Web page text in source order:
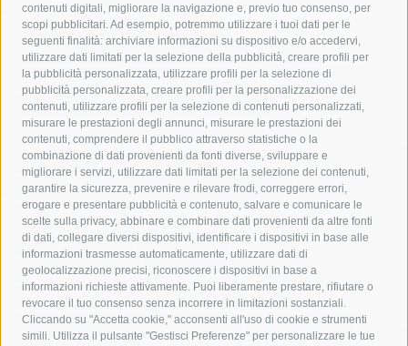
contenuti digitali, migliorare la navigazione e, previo tuo consenso, per
scopi pubblicitari. Ad esempio, potremmo utilizzare i tuoi dati per le
seguenti finalità: archiviare informazioni su dispositivo e/o accedervi,
utilizzare dati limitati per la selezione della pubblicità, creare profili per
la pubblicità personalizzata, utilizzare profili per la selezione di
pubblicità personalizzata, creare profili per la personalizzazione dei
contenuti, utilizzare profili per la selezione di contenuti personalizzati,
misurare le prestazioni degli annunci, misurare le prestazioni dei
contenuti, comprendere il pubblico attraverso statistiche o la
combinazione di dati provenienti da fonti diverse, sviluppare e
migliorare i servizi, utilizzare dati limitati per la selezione dei contenuti,
garantire la sicurezza, prevenire e rilevare frodi, correggere errori,
erogare e presentare pubblicità e contenuto, salvare e comunicare le
scelte sulla privacy, abbinare e combinare dati provenienti da altre fonti
di dati, collegare diversi dispositivi, identificare i dispositivi in base alle
informazioni trasmesse automaticamente, utilizzare dati di
geolocalizzazione precisi, riconoscere i dispositivi in base a
informazioni richieste attivamente. Puoi liberamente prestare, rifiutare o
revocare il tuo consenso senza incorrere in limitazioni sostanziali.
Cliccando su "Accetta cookie," acconsenti all'uso di cookie e strumenti
simili. Utilizza il pulsante "Gestisci Preferenze" per personalizzare le tue
acqua allerta meteo
anas
area marina protetta di punta campanella
arresto
Asl Napoli 3 sud
capitaneria di porto capri
carabinieri
castellammare di stabia
circumvesuviana
comune di sorrento
concerto
contagi
costiera amalfitana
covid-19 eav
elezioni
fondazione sorrento
gori guardia costiera
incidente
lavori
lorenzo balducelli mare
massa lubrense
massimo coppola
Meta napoli
ordinanza
penisola sorrentina
piano di sorrento
polizia municipale
protezione civile
Regione Campania
sant'agnello
sindaco cuomo
sorrento studenti temporali
treni